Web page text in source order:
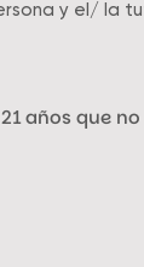
y el/ la
años que